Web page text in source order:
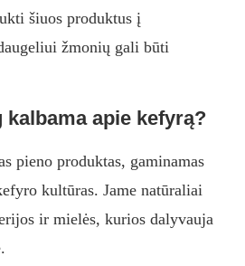
šiuos produktus į
žmonių gali būti
kalbama apie kefyrą?
pieno produktas, gaminamas
kultūras. Jame natūraliai
ir mielės, kurios dalyvauja